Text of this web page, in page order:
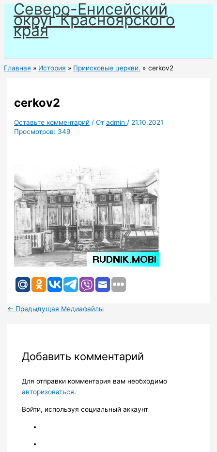
Перейти
содержимому
Северо-Енисейский
округ Красноярского
края
Главная История Приисковые церкви. cerkov2
cerkov2
Оставьте комментарий / Отadmin / 21.10.2021
Просмотров: 349
← Предыдущая Медиафайлы
Добавить комментарий
Для отправки комментария вам необходимо
авторизоваться.
Войти, используя социальный аккаунт